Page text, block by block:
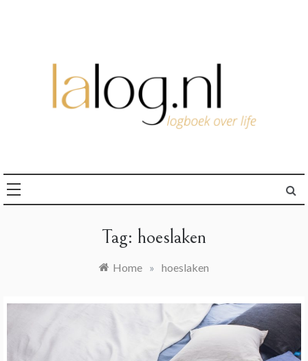
Tag: hoeslaken
Home » hoeslaken